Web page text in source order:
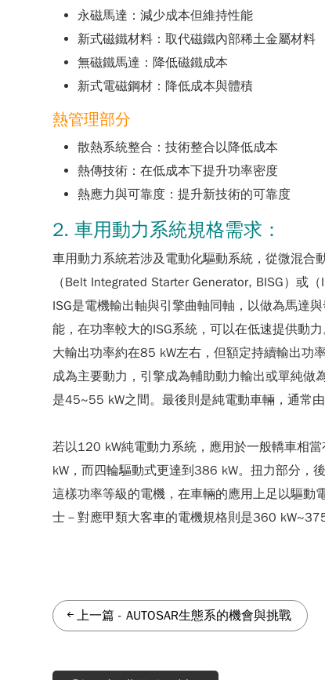
永磁馬達：減少成本但維持性能
新式磁鐵材料：取代磁鐵內部稀土金屬材料
無磁鐵馬達：降低磁鐵成本
新式電磁鋼材：降低成本與體積
熱管理部分
散熱系統整合：技術整合以降低成本
熱傳技術：在低成本下提升功率密度
熱應力與可靠度：提升新技術的可靠度
2. 車用動力系統規格需求：
車用動力系統若涉及電動化驅動系統，從微混合
（Belt Integrated Starter Generator, BISG）或
ISG是電機輸出軸與引擎曲軸同軸，以做為馬達
能，在功率較大的ISG系統，可以在低速提供動
大輸出功率約在85 kW左右，但額定持續輸出功
成為主要動力，引擎成為輔助動力輸出或單純
是45~55 kW之間。最後則是純電動車輛，通常
若以120 kW純電動力系統，應用於一般轎車相
kW，而四輪驅動式更達到386 kW。扭力部分，
這樣功率等級的電機，在車輛的應用上足以驅
士－對應甲類大客車的電機規格則是360 kW~375
上一篇 -AUTOSAR生態系的機會與挑戰